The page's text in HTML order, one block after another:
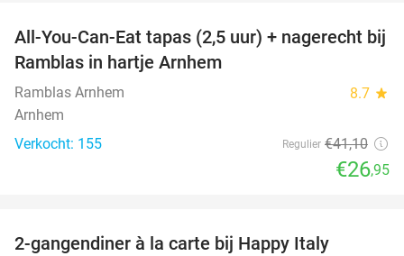
34%
All-You-Can-Eat tapas (2,5 uur) + nagerecht bij
Ramblas in hartje Arnhem
Ramblas Arnhem 8.7 star
Arnhem
Verkocht: 155
Regulier €41,10
€26,95
2-gangendiner à la carte bij Happy Italy